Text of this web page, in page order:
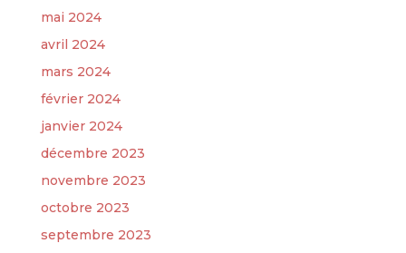
mai 2024
avril 2024
mars 2024
février 2024
janvier 2024
décembre 2023
novembre 2023
octobre 2023
septembre 2023